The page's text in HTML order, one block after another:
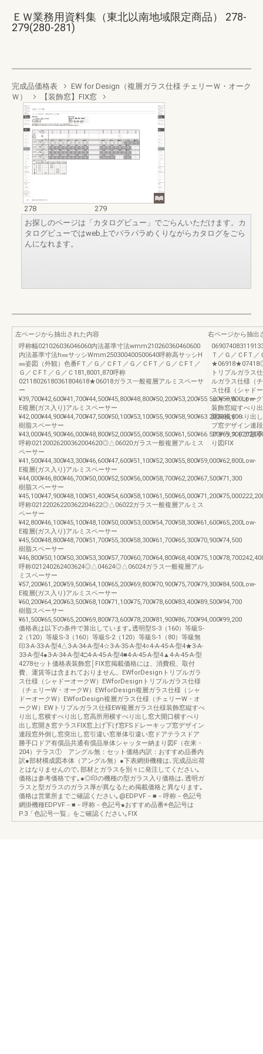
ＥＷ業務用資料集（東北以南地域限定商品） 278-
279(280-281)
完成品価格表
EW for Design（複層ガラス仕様 チェリーＷ・オーク
Ｗ）
【装飾窓】FIX窓
278
279
お探しのページは「カタログビュー」でごらんいただけます。カ
タログビューではweb上でパラパラめくりながらカタログをごら
んになれます。
左ページから抽出された内容
呼称幅021026036046060内法基準寸法wmm210260360460600
内法基準寸法h㎜サッシWmm250300400500640呼称高サッシH
㎜姿図（外観）色番FＴ／Ｇ／ＣFＴ／Ｇ／ＣFＴ／Ｇ／ＣFＴ／
Ｇ／ＣFＴ／Ｇ／Ｃ181,8001,870呼称
02118026180361804618★06018ガラス一般複層アルミスペーサ
ー
¥39,700¥42,600¥41,700¥44,500¥45,800¥48,800¥50,200¥53,200¥55,500¥58,900Low-
E複層(ガス入り)アルミスペーサー
¥42,000¥44,900¥44,700¥47,500¥50,100¥53,100¥55,900¥58,900¥63,200¥66,600
樹脂スペーサー
呼称02120026200362004620◎△06020ガラス一般複層アルミス
ペーサー
¥41,500¥44,300¥43,300¥46,600¥47,600¥51,100¥52,300¥55,800¥59,000¥62,800Low-
E複層(ガス入り)アルミスペーサー
¥44,000¥46,800¥46,700¥50,000¥52,500¥56,000¥58,700¥62,200¥67,500¥71,300
樹脂スペーサー
呼称02122026220362204622◎△06022ガラス一般複層アルミス
ペーサー
¥42,800¥46,100¥45,100¥48,100¥50,000¥53,000¥54,700¥58,300¥61,600¥65,200Low-
E複層(ガス入り)アルミスペーサー
¥45,500¥48,800¥48,700¥51,700¥55,300¥58,300¥61,700¥65,300¥70,900¥74,500
樹脂スペーサー
呼称021240262403624◎△04624◎△06024ガラス一般複層アル
ミスペーサー
¥57,200¥61,200¥59,500¥64,100¥65,200¥69,800¥70,900¥75,700¥79,300¥84,500Low-
E複層(ガス入り)アルミスペーサー
¥60,200¥64,200¥63,500¥68,100¥71,100¥75,700¥78,600¥83,400¥89,500¥94,700
樹脂スペーサー
¥61,500¥65,500¥65,200¥69,800¥73,600¥78,200¥81,900¥86,700¥94,000¥99,200
価格表は以下の条件で算出しています｡透明型S-3（160）等級S-
2（120）等級S-3（160）等級S-2（120）等級S-1（80）等級無
印3-A-33-A-型4△3-A-34-A-型4☆3-A-35-A-型4○4-A-45-A-型4★3-A-
33-A-型4●3-A-34-A-型4□4-A-45-A-型4■4-A-45-A-型4▲4-A-45-A-型
4278セット価格表装飾窓│FIX窓掲載価格には、消費税、取付
費、運賃等は含まれておりません。EWforDesignトリプルガラ
ス仕様（シャドーオークW）EWforDesignトリプルガラス仕様
（チェリーW・オークW）EWforDesign複層ガラス仕様（シャ
ドーオークW）EWforDesign複層ガラス仕様（チェリーW・オ
ークW）EWトリプルガラス仕様EW複層ガラス仕様装飾窓縦すべ
り出し窓横すべり出し窓高所用横すべり出し窓大開口横すべり
出し窓開き窓テラスFIX窓上げ下げ窓FSドレーキップ窓デザイン
連段窓外倒し窓突出し窓引違い窓単体引違い窓ドアテラスドア
勝手口ドア有償品共通有償品単体シャッター納まり図F（在来・
204）テラス① アングル無：セット価格内訳：おすすめ品番内
訳●部材構成図本体（アングル無）●下表網掛機種は､完成品出荷
とはなりませんので､部材とガラスを別々に発注してください｡
価格は参考価格です｡●◎印の機種の型ガラス入り価格は､透明ガ
ラスと型ガラスのガラス厚が異なるため掲載価格と異なります｡
価格は営業所までご確認ください｡@EDPVF－■－呼称－色記号
網掛機種EDPVF－■－呼称－色記号●おすすめ品番※色記号は
P.3「色記号一覧」をご確認ください｡FIX
右ページから抽出
Ｔ／Ｇ／ＣFＴ
トリプルガラス
ルガラス仕様（
ス仕様（シャド
ェリーW・オー
装飾窓縦すべり
開口横すべり出
プ窓デザイン連
アテラスドア勝
り図FIX